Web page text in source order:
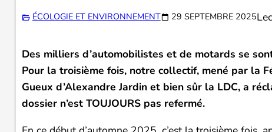
ÉCOLOGIE ET ENVIRONNEMENT 29 SEPTEMBRE 2025
Des milliers d’automobilistes et de motards se
Pour la troisième fois, notre collectif, mené par la
Gueux d’Alexandre Jardin et bien sûr la LDC, a
dossier n’est TOUJOURS pas refermé.